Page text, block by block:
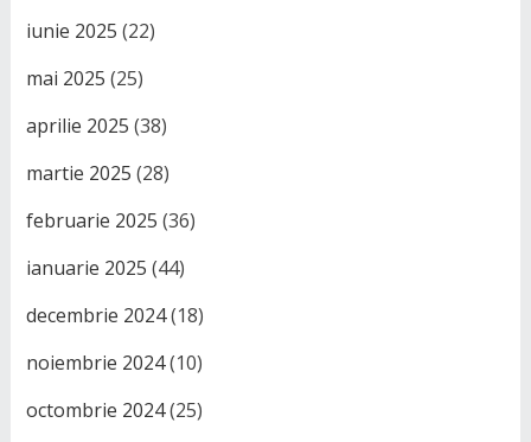
iunie 2025 (22)
mai 2025 (25)
aprilie 2025 (38)
martie 2025 (28)
februarie 2025 (36)
ianuarie 2025 (44)
decembrie 2024(18)
noiembrie 2024(10)
octombrie 2024(25)